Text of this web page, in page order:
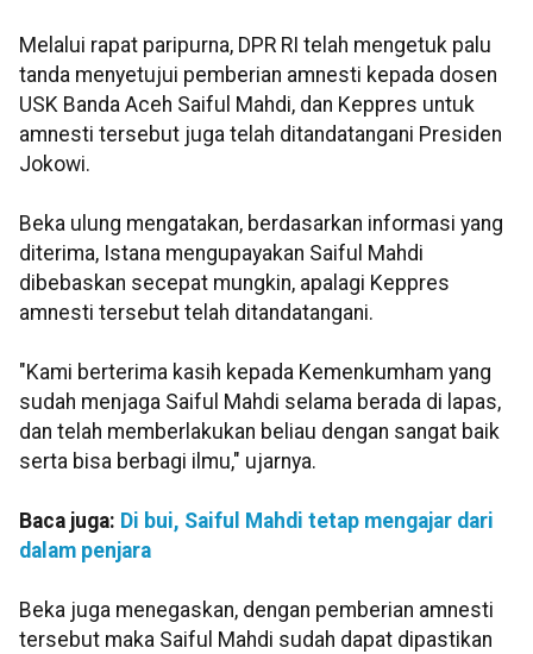
Melalui rapat paripurna, DPR RI telah mengetuk palu
tanda menyetujui pemberian amnesti kepada dosen
USK Banda Aceh Saiful Mahdi, dan Keppres untuk
amnesti tersebut juga telah ditandatangani Presiden
Jokowi.
Beka ulung mengatakan, berdasarkan informasi yang
diterima, Istana mengupayakan Saiful Mahdi
dibebaskan secepat mungkin, apalagi Keppres
amnesti tersebut telah ditandatangani.
"Kami berterima kasih kepada Kemenkumham yang
sudah menjaga Saiful Mahdi selama berada di lapas,
dan telah memberlakukan beliau dengan sangat baik
serta bisa berbagi ilmu," ujarnya.
Baca juga: Di bui, Saiful Mahdi tetap mengajar dari
dalam penjara
Beka juga menegaskan, dengan pemberian amnesti
tersebut maka Saiful Mahdi sudah dapat dipastikan